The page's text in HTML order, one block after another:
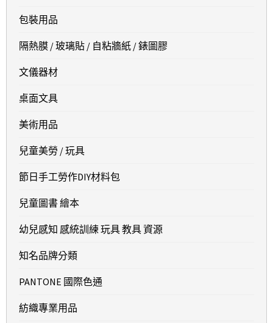
包裝用品
隔熱膜 / 玻璃貼 / 自粘牆紙 / 錶圖膠
文儀器材
桌面文具
美術用品
兒童美勞 / 玩具
節日手工勞作DIY材料包
兒童圖書 繪本
幼兒感知 感統訓練 玩具 教具 資源
知名品牌分類
PANTONE 國際色通
紡織專業用品